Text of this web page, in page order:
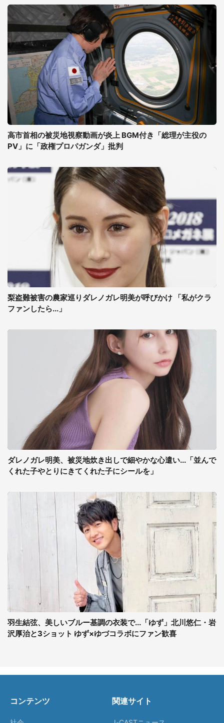
高市首相の被災地視察動画が炎上 BGM付き「総理が主役の
PV」に「政権プロパガンダ」批判
梨盗難被害の農家巡りダレノガレ明美が呼びかけ 「私がクラ
ファンしたら...」
ダレノガレ明美、被災地炊き出しで細やかな心遣い...「並んで
くれた子やとりにきてくれた子にシールを」
羽生結弦、美しいブルー基調の衣装で...「ゆず」北川悠仁・岩
沢厚治と3ショット ゆず×ゆづコラボにファン歓喜
コンテンツ 関連サイト